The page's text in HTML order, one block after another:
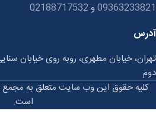
09363233821و 02188717532
آدرس
تهران، خیابان مطهری، روبه روی خیابان
دوم
کلیه حقوق این وب سایت متعلق به
است.